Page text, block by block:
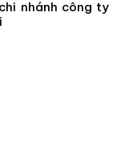
nhánh công ty